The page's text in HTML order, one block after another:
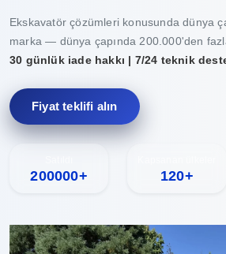
Ekskavatör çözümleri konusunda dünya
marka — dünya çapında 200.000'den
30 günlük iade hakkı | 7/24 teknik
Fiyat teklifi alın
200000+ 120+